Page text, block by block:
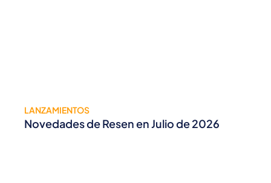
LANZAMIENTOS
Novedades de Resen en Julio de 2026